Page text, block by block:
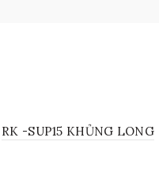
RK -SUP15 KHỦNG LONG